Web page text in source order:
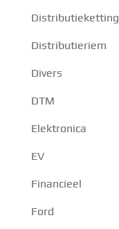
Distributieketting
Distributieriem
Divers
DTM
Elektronica
EV
Financieel
Ford